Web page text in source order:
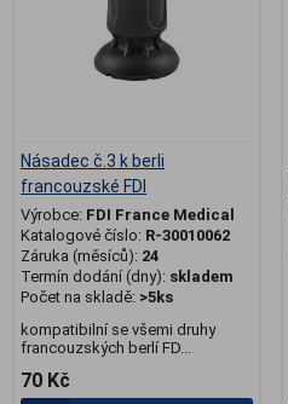
Násadec č.3 k berli
francouzské FDI
Výrobce: FDI France Medical
Katalogové číslo: R-30010062
Záruka (měsíců): 24
Termín dodání (dny): skladem
Počet na skladě: >5ks
kompatibilní se všemi druhy
francouzských berlí FD...
70 Kč